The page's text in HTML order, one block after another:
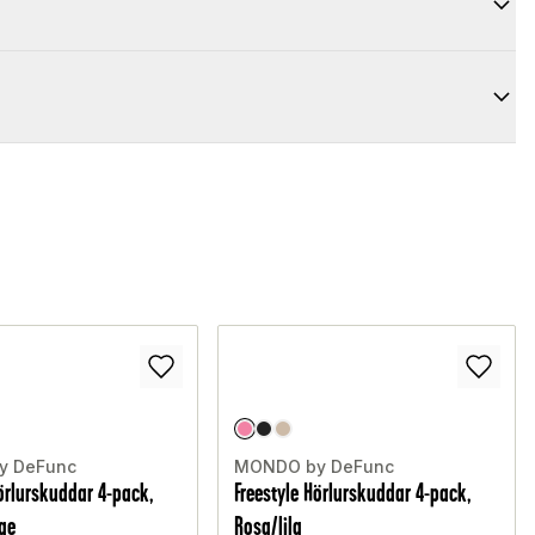
DeFunc
4-pack,
MONDO by DeFunc
Freestyle Hörlurskuddar 4-pack,
Rosa/lila